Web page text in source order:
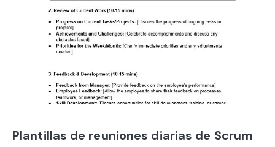
Plantillas de reuniones diarias de Scrum